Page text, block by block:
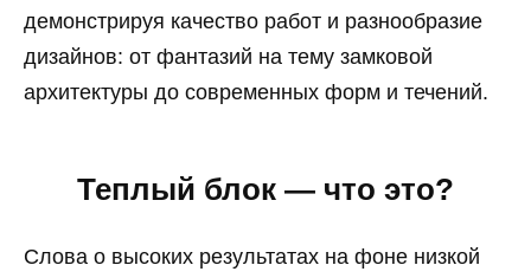
демонстрируя качество работ и разнообразие
дизайнов: от фантазий на тему замковой
архитектуры до современных форм и течений.
Теплый блок — что это?
Слова о высоких результатах на фоне низкой